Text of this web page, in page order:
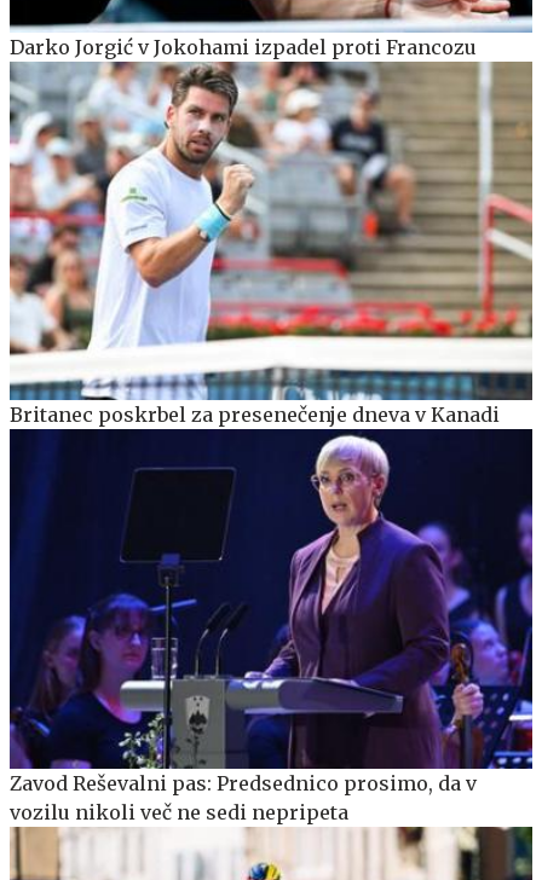
Darko Jorgić v Jokohami izpadel proti Francozu
Britanec poskrbel za presenečenje dneva v Kanadi
Zavod Reševalni pas: Predsednico prosimo, da v
vozilu nikoli več ne sedi nepripeta